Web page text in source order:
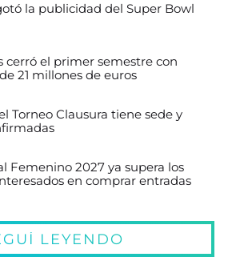
la publicidad del Super Bowl
cerró el primer semestre con
21 millones de euros
Torneo Clausura tiene sede y
Femenino 2027 ya supera los
en comprar entradas
LEYENDO